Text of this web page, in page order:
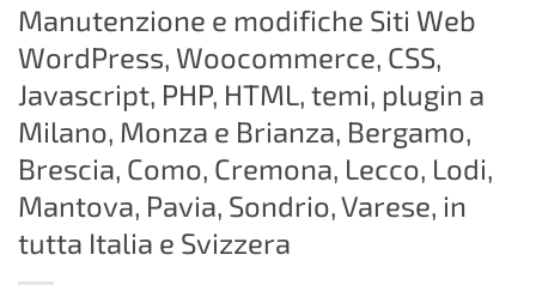
Manutenzione e modifiche Siti Web
WordPress, Woocommerce, CSS,
Javascript, PHP, HTML, temi, plugin a
Milano, Monza e Brianza, Bergamo,
Brescia, Como, Cremona, Lecco, Lodi,
Mantova, Pavia, Sondrio, Varese, in
tutta Italia e Svizzera